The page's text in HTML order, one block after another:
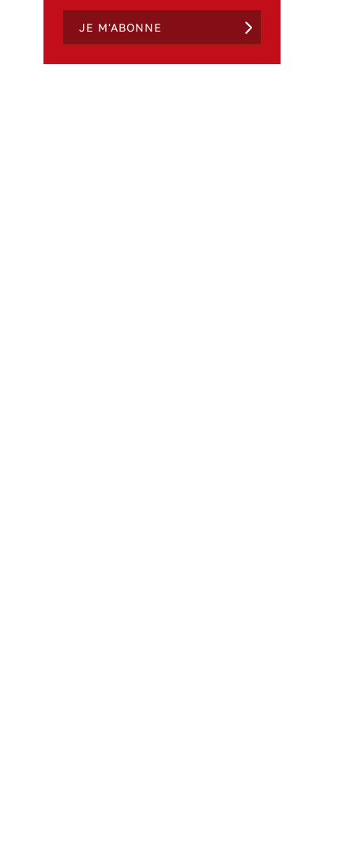
JE M'ABONNE